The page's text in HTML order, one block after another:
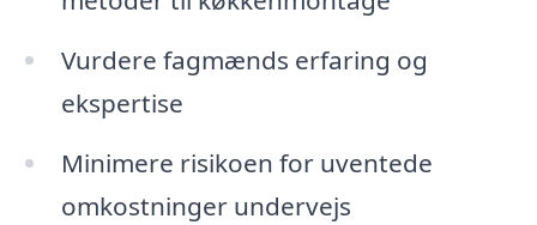
Vurdere fagmænds erfaring og
ekspertise
Minimere risikoen for uventede
omkostninger undervejs